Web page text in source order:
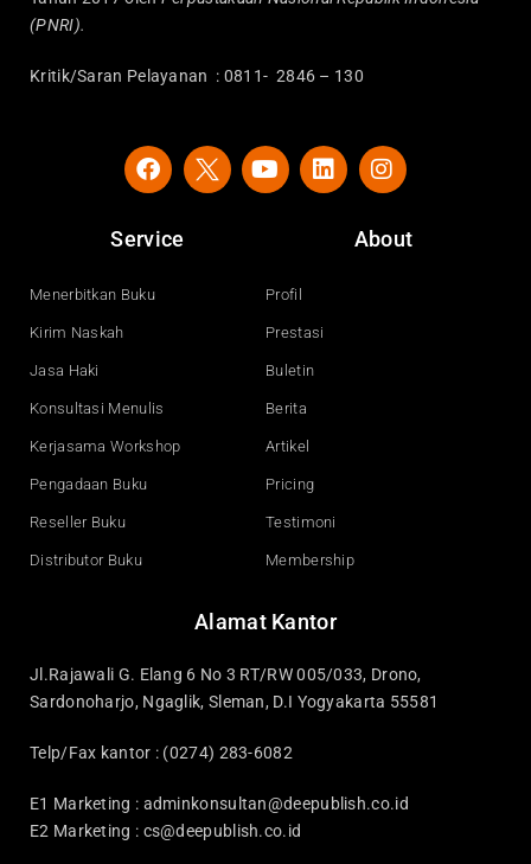
(PNRI).
Kritik/Saran Pelayanan : 0811- 2846 – 130
F
a
e
b
o
Y
o
e
L
i
n
I
n
t
a
Service
Menerbitkan Buku
Kirim Naskah
Jasa Haki
Konsultasi Menulis
Kerjasama Workshop
Pengadaan Buku
Reseller Buku
Distributor Buku
About
Profil
Prestasi
Buletin
Berita
Artikel
Pricing
Testimoni
Membership
Alamat Kantor
Jl.Rajawali G. Elang 6 No 3 RT/RW 005/033, Drono,
Sardonoharjo, Ngaglik, Sleman, D.I Yogyakarta 55581
Telp/Fax kantor : (0274) 283-6082
E1 Marketing : adminkonsultan@deepublish.co.id
E2 Marketing : cs@deepublish.co.id